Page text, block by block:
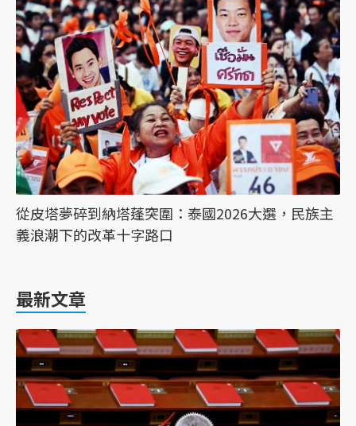
從皮塔夢碎到納塔蓬突圍：泰國2026大選，民族主
義浪潮下的改革十字路口
最新文章